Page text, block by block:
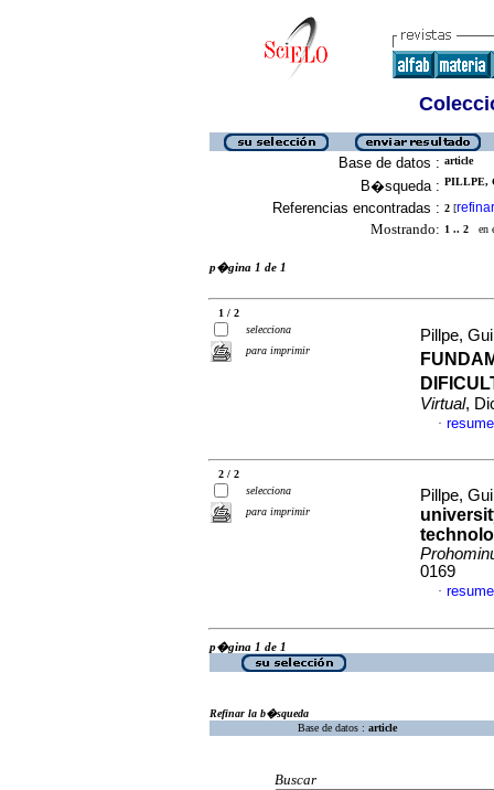
Base de datos : article
B�squeda : PILLPE,
Referencias encontradas : 2 [refinar
Mostrando: 1 .. 2 en
p�gina 1 de 1
1 / 2
selecciona
para imprimir
Pillpe,
Virtual,
·
2 / 2
selecciona
para imprimir
Pillpe,
0169
·
p�gina 1 de 1
Refinar la b�squeda
Base de datos : article
Buscar